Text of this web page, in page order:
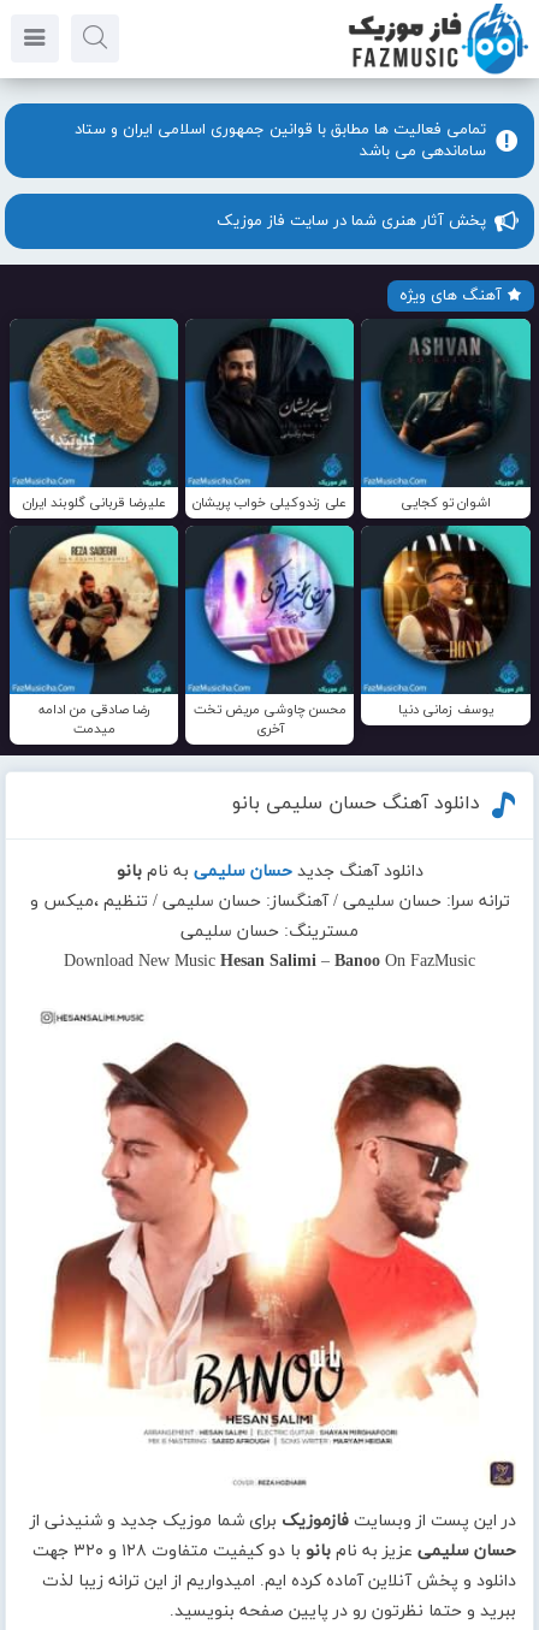
تمامی فعالیت ها مطابق با قوانین جمهوری اسلامی ایران و ستاد
ساماندهی می باشد
پخش آثار هنری شما در سایت فاز موزیک
آهنگ های ویژه
اشوان تو کجایی علی زندوکیلی خواب پریشان علیرضا قربانی گلوبند ایران
یوسف زمانی دنیا
محسن چاوشی مریض تخت
آخری
رضا صادقی من ادامه
میدمت
دانلود آهنگ حسان سلیمی بانو
دانلود آهنگ جدیدحسان سلیمی به نامبانو
ترانه سرا: حسان سلیمی / آهنگساز: حسان سلیمی / تنظیم ،میکس و
مسترینگ: حسان سلیمی
Download New Music Hesan Salimi – Banoo On FazMusic
در این پست از وبسایتفازموزیک برای شما موزیک جدید و شنیدنی از
حسان سلیمی عزیز به نامبانو
با دو کیفیت متفاوت ۱۲۸ و ۳۲۰ جهت
دانلود و پخش آنلاین آماده کرده ایم. امیدواریم از این ترانه زیبا لذت
ببرید و حتما نظرتون رو در پایین صفحه بنویسید.